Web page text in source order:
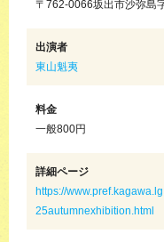
〒762-0066坂出市沙弥島
出演者
東山魁夷
料金
一般800円
詳細ページ
https://
25autumnexhibition.html